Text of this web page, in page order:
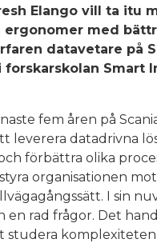
Elango vill ta itu
ergonomer med
datavetare på
forskarskolan Smart
fem åren på
leverera datadrivna
förbättra olika
organisationen
I sin
en rad frågor. Det
studera komplexiteten